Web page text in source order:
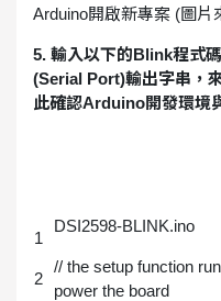
Arduino開啟新專案 (圖片
5. 輸入以下的Blink程式
(Serial Port)輸出字串，
此確認Arduino開發環境
1
2
DSI2598-BLINK.ino
// the setup function
power the board